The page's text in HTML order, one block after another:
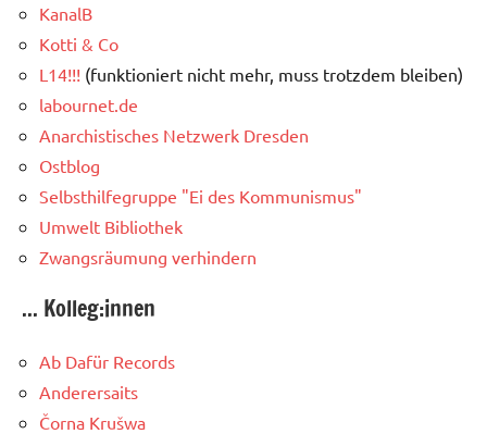
KanalB
Kotti & Co
L14!!! (funktioniert nicht mehr, muss trotzdem bleiben)
labournet.de
Anarchistisches Netzwerk Dresden
Ostblog
Selbsthilfegruppe "Ei des Kommunismus"
Umwelt Bibliothek
Zwangsräumung verhindern
... Kolleg:innen
Ab Dafür Records
Anderersaits
Čorna Krušwa